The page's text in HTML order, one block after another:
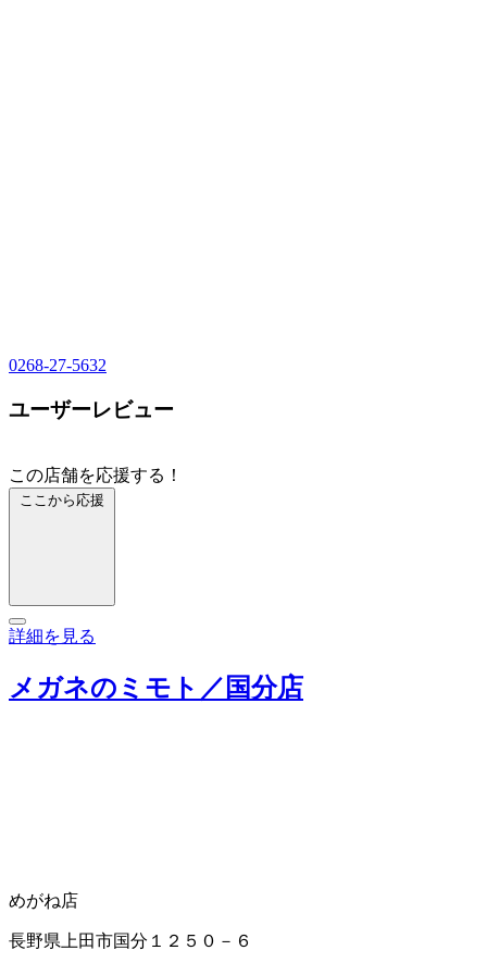
0268-27-5632
ユーザーレビュー
この店舗を応援する！
ここから応援
詳細を見る
メガネのミモト／国分店
めがね店
長野県上田市国分１２５０－６